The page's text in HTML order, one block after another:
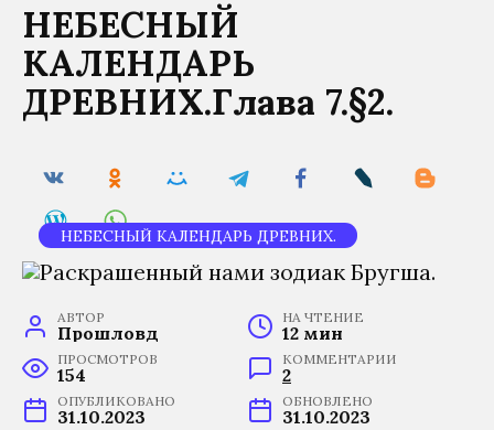
НЕБЕСНЫЙ
КАЛЕНДАРЬ
ДРЕВНИХ.Глава 7.§2.
НЕБЕСНЫЙ КАЛЕНДАРЬ ДРЕВНИХ.
АВТОР
Прошловѣд
НА ЧТЕНИЕ
12 мин
ПРОСМОТРОВ
154
КОММЕНТАРИИ
2
ОПУБЛИКОВАНО
31.10.2023
ОБНОВЛЕНО
31.10.2023